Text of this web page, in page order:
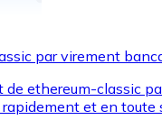
Visa et Mastercard
par virement
de ethereum-classic
et en toute